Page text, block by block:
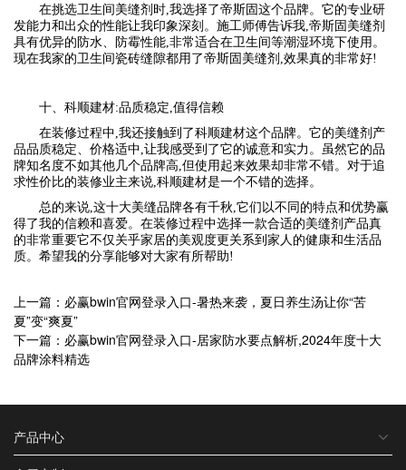
在挑选卫生间美缝剂时,我选择了帝斯固这个品牌。它的专业研
发能力和出众的性能让我印象深刻。施工师傅告诉我,帝斯固美缝剂
具有优异的防水、防霉性能,非常适合在卫生间等潮湿环境下使用。
现在我家的卫生间瓷砖缝隙都用了帝斯固美缝剂,效果真的非常好!
十、科顺建材:品质稳定,值得信赖
在装修过程中,我还接触到了科顺建材这个品牌。它的美缝剂产
品品质稳定、价格适中,让我感受到了它的诚意和实力。虽然它的品
牌知名度不如其他几个品牌高,但使用起来效果却非常不错。对于追
求性价比的装修业主来说,科顺建材是一个不错的选择。
总的来说,这十大美缝品牌各有千秋,它们以不同的特点和优势赢
得了我的信赖和喜爱。在装修过程中选择一款合适的美缝剂产品真
的非常重要它不仅关乎家居的美观度更关系到家人的健康和生活品
质。希望我的分享能够对大家有所帮助!
上一篇：必赢bwin官网登录入口-暑热来袭，夏日养生汤让你“苦
夏”变“爽夏”
下一篇：必赢bwin官网登录入口-居家防水要点解析,2024年度十大
品牌涂料精选
产品中心